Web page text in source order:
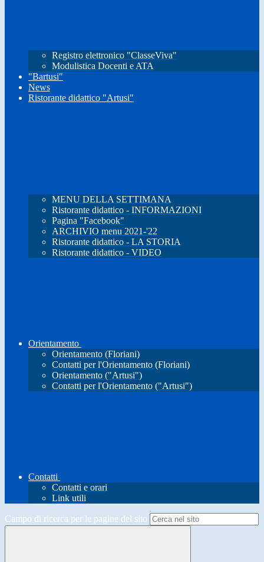
Registro elettronico "ClasseViva"
Modulistica Docenti e ATA
"Bartusi"
News
Ristorante didattico "Artusi"
MENU DELLA SETTIMANA
Ristorante didattico - INFORMAZIONI
Pagina "Facebook"
ARCHIVIO menu 2021-'22
Ristorante didattico - LA STORIA
Ristorante didattico - VIDEO
Orientamento
Orientamento (Floriani)
Contatti per l'Orientamento (Floriani)
Orientamento ("Artusi")
Contatti per l'Orientamento ("Artusi")
Contatti
Contatti e orari
Link utili
Campo di ricerca per le pagine del sito